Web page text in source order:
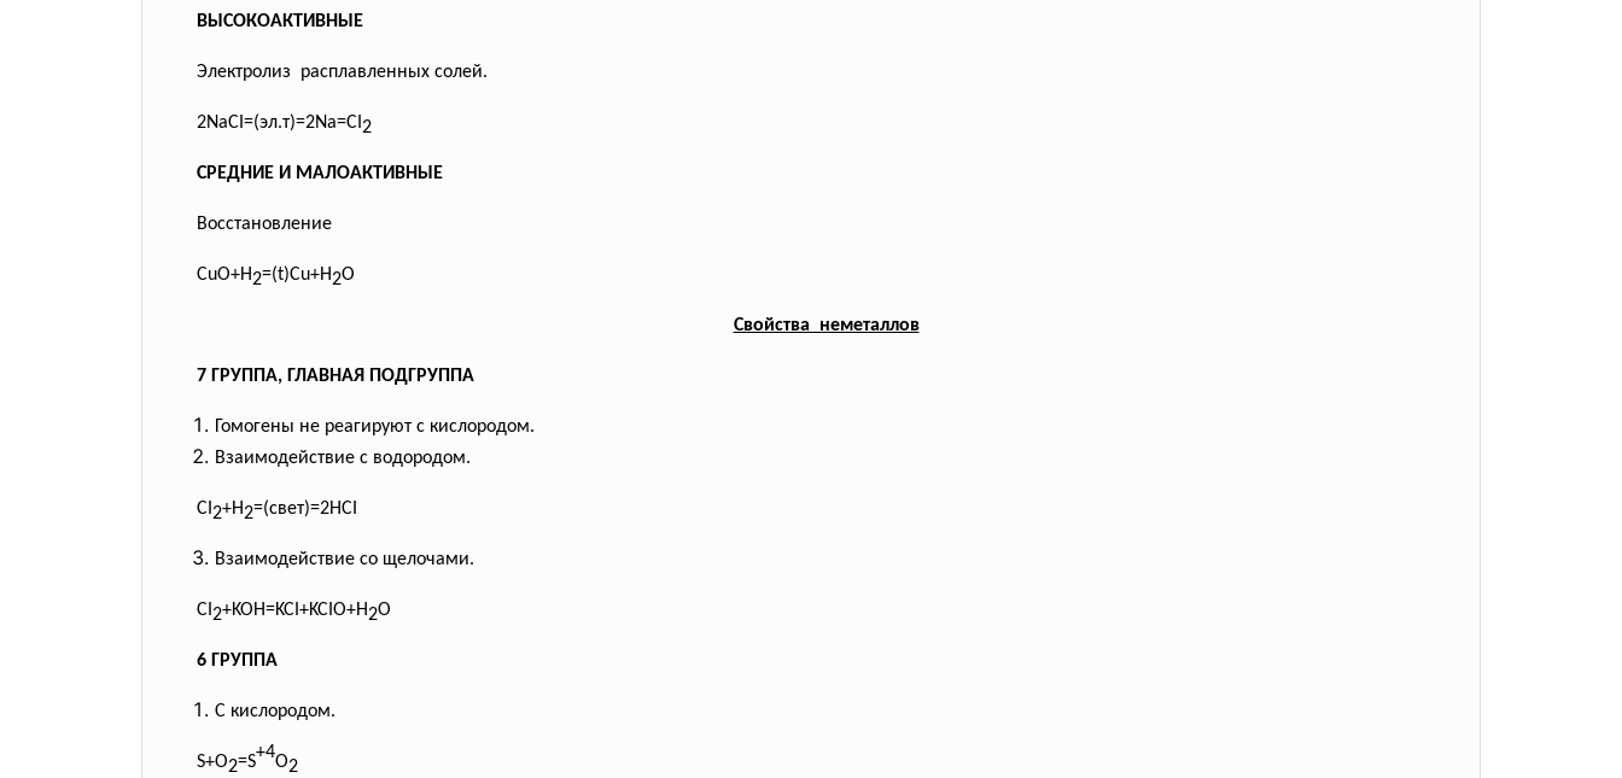
ВЫСОКОАКТИВНЫЕ
Электролиз расплавленных солей.
2NaCI=(эл.т)=2Na=CI 2
СРЕДНИЕ И МАЛОАКТИВНЫЕ
Восстановление
CuO+H2=(t)Cu+H2O
Свойства неметаллов
7 ГРУППА, ГЛАВНАЯ ПОДГРУППА
Гомогены не реагируют с кислородом.
Взаимодействие с водородом.
CI 2+H2=(свет)=2HCI
Взаимодействие со щелочами.
CI 2+KOH=KCI+KCIO+H2O
6 ГРУППА
С кислородом.
S+O2=S+4O2